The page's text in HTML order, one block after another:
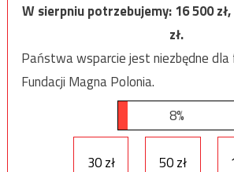
W sierpniu potrzebujemy:16 500
zł.
Państwa wsparcie jest niezbędne dla
Fundacji Magna Polonia.
8%
30 zł 50 zł